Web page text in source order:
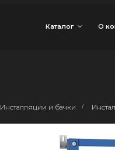
О
Каталог
Инсталляции и бачки /